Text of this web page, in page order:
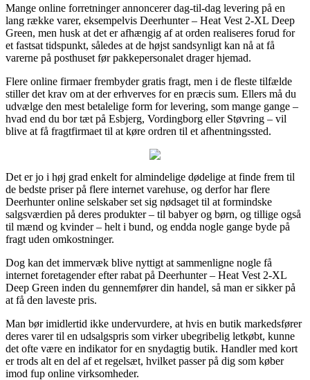
Mange online forretninger annoncerer dag-til-dag levering på en
lang række varer, eksempelvis Deerhunter – Heat Vest 2-XL Deep
Green, men husk at det er afhængig af at orden realiseres forud for
et fastsat tidspunkt, således at de højst sandsynligt kan nå at få
varerne på posthuset før pakkepersonalet drager hjemad.
Flere online firmaer frembyder gratis fragt, men i de fleste tilfælde
stiller det krav om at der erhverves for en præcis sum. Ellers må du
udvælge den mest betalelige form for levering, som mange gange –
hvad end du bor tæt på Esbjerg, Vordingborg eller Støvring – vil
blive at få fragtfirmaet til at køre ordren til et afhentningssted.
Det er jo i høj grad enkelt for almindelige dødelige at finde frem til
de bedste priser på flere internet varehuse, og derfor har flere
Deerhunter online selskaber set sig nødsaget til at formindske
salgsværdien på deres produkter – til babyer og børn, og tillige også
til mænd og kvinder – helt i bund, og endda nogle gange byde på
fragt uden omkostninger.
Dog kan det immervæk blive nyttigt at sammenligne nogle få
internet foretagender efter rabat på Deerhunter – Heat Vest 2-XL
Deep Green inden du gennemfører din handel, så man er sikker på
at få den laveste pris.
Man bør imidlertid ikke undervurdere, at hvis en butik markedsfører
deres varer til en udsalgspris som virker ubegribelig letkøbt, kunne
det ofte være en indikator for en snydagtig butik. Handler med kort
er trods alt en del af et regelsæt, hvilket passer på dig som køber
imod fup online virksomheder.